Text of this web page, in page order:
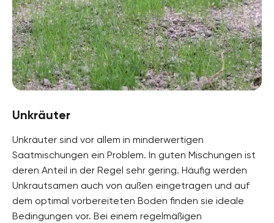
Unkräuter
Unkräuter sind vor allem in minderwertigen
Saatmischungen ein Problem. In guten Mischungen ist
deren Anteil in der Regel sehr gering. Häufig werden
Unkrautsamen auch von außen eingetragen und auf
dem optimal vorbereiteten Boden finden sie ideale
Bedingungen vor. Bei einem regelmäßigen